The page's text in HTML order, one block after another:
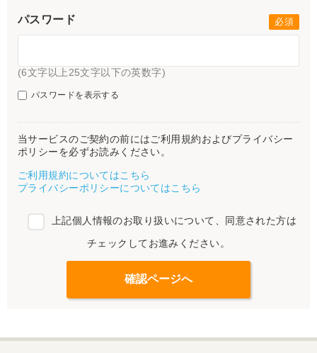
パスワード
(6文字以上25文字以下の英数字)
パスワードを表示する
当サービスのご契約の前にはご利用規約およびプライバシー
ポリシーを必ずお読みください。
ご利用規約についてはこちら
プライバシーポリシーについてはこちら
上記個人情報のお取り扱いについて、同意された方は
チェックしてお進みください。